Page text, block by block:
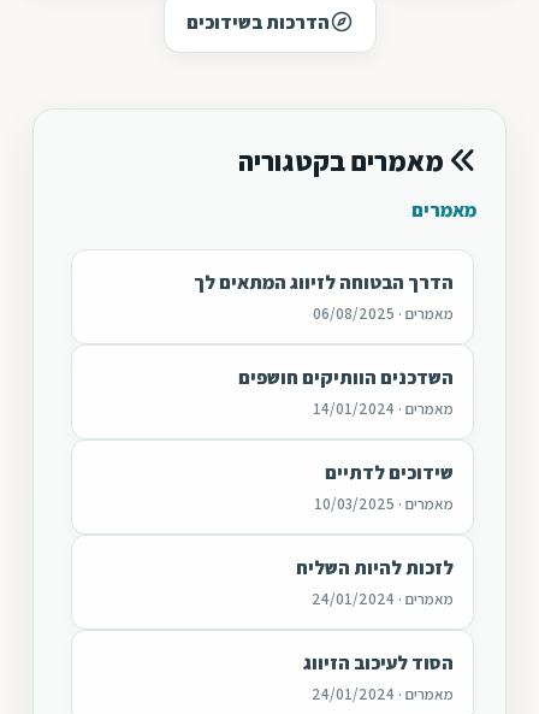
הדרכות בשידוכים
מאמרים בקטגוריה
מאמרים
הדרך הבטוחה לזיווג המתאים לך
מאמרים · 06/08/2025
השדכנים הוותיקים חושפים
מאמרים · 14/01/2024
שידוכים לדתיים
מאמרים · 10/03/2025
לזכות להיות השליח
מאמרים · 24/01/2024
הסוד לעיכוב הזיווג
מאמרים · 24/01/2024